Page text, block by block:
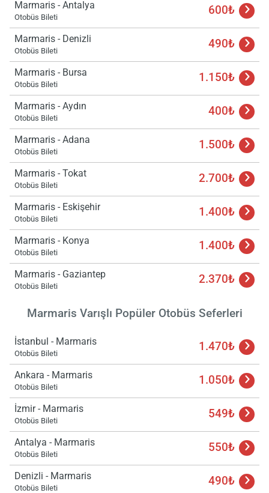
Marmaris - Antalya
Otobüs Bileti 600₺
Marmaris - Denizli
Otobüs Bileti 490₺
Marmaris - Bursa
Otobüs Bileti 1.150₺
Marmaris - Aydın
Otobüs Bileti 400₺
Marmaris - Adana
Otobüs Bileti 1.500₺
Marmaris - Tokat
Otobüs Bileti 2.700₺
Marmaris - Eskişehir
Otobüs Bileti 1.400₺
Marmaris - Konya
Otobüs Bileti 1.400₺
Marmaris - Gaziantep
Otobüs Bileti 2.370₺
Marmaris Varışlı Popüler Otobüs Seferleri
İstanbul - Marmaris
Otobüs Bileti 1.470₺
Ankara - Marmaris
Otobüs Bileti 1.050₺
İzmir - Marmaris
Otobüs Bileti 549₺
Antalya - Marmaris
Otobüs Bileti 550₺
Denizli - Marmaris
Otobüs Bileti 490₺